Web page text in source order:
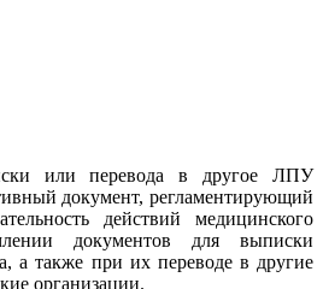
или перевода в другое ЛПУ
документ, регламентирующий
действий медицинского
документов для выписки
а также при их переводе в другие
организации.